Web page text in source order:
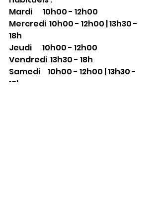
Mardi       10h00 - 12h00
Mercredi  10h00 - 12h00 | 13h30 -
18h
Jeudi       10h00 - 12h00
Vendredi  13h30 - 18h
Samedi     10h00 - 12h00 | 13h30 -
18h